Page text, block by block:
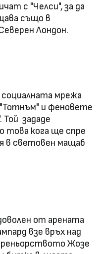
с "Челси", за да
също в
Лондон.
мрежа
"Тотнъм" и феновете
Той зададе
това кога ще спре
в световен мащаб
от арената
взе връх над
Жозе